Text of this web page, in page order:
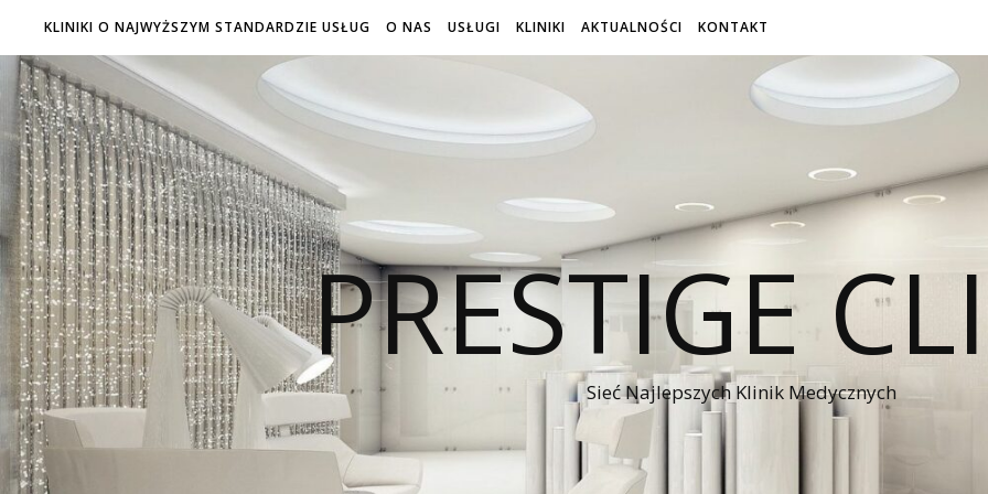
KLINIKI O NAJWYŻSZYM STANDARDZIE USŁUG O NAS USŁUGI KLINIKI AKTUALNOŚCI KONTAKT
PRESTIGE
Sieć Najlepszych Klinik Medycznych